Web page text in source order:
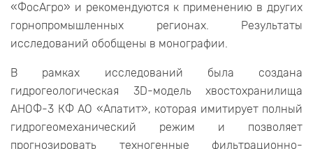
«ФосАгро» и рекомендуются к применению в других
горнопромышленных регионах. Результаты
исследований обобщены в монографии.
В рамках исследований была создана
гидрогеологическая 3D-модель хвостохранилища
АНОФ-3 КФ АО «Апатит», которая имитирует полный
гидрогеомеханический режим и позволяет
прогнозировать техногенные фильтрационно-